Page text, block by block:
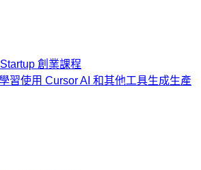
創業課程
習使用 Cursor AI 和其他工具生成生產